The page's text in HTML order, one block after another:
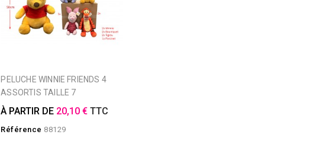
PELUCHE WINNIE FRIENDS 4
ASSORTIS TAILLE 7
À PARTIR DE 20,10 € TTC
Référence 88129